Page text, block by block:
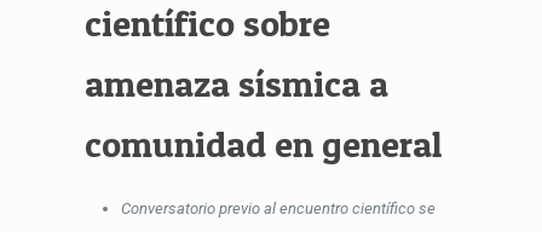
científico sobre
amenaza sísmica a
comunidad en general
Conversatorio previo al encuentro científico se